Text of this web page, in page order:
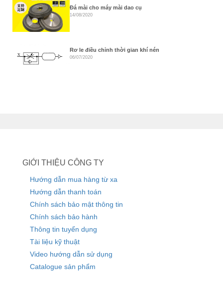
Đá mài cho máy mài dao cụ
14/08/2020
Rơ le điều chỉnh thời gian khí nén
06/07/2020
GIỚI THIỆU CÔNG TY
Hướng dẫn mua hàng từ xa
Hướng dẫn thanh toán
Chính sách bảo mật thông tin
Chính sách bảo hành
Thông tin tuyển dụng
Tài liệu kỹ thuật
Video hướng dẫn sử dụng
Catalogue sản phẩm